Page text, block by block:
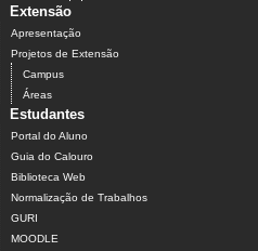
Extensão
Apresentação
Projetos de Extensão
Campus
Áreas
Estudantes
Portal do Aluno
Guia do Calouro
Biblioteca Web
Normalização de Trabalhos
GURI
MOODLE